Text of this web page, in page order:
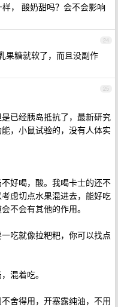
， 酸奶甜吗？会不会影响
24
果糖就软了，而且没副作
25
已经胰岛抵抗了，最新研究
，小鼠试验的，没有人体实
好喝，酸。我喝卡士的还不
虑切点水果混进去，能好吃
不会有其他的作用。
吃就像拉粑粑，你可以找点
混着吃。
舍得用，开塞露纯油，不用